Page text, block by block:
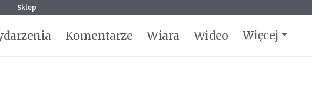
Sklep
Komentarze Wiara Wideo Więcej